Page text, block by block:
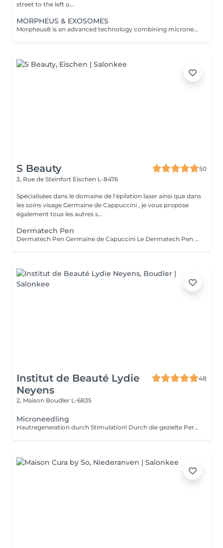
street to the left o...
MORPHEUS & EXOSOMES
Morpheus8 is an advanced technology combining microneedling and radiofrequency, enabling deep stimulation of collagen production and visibly improving skin quality. This treatment addresses multiple concerns: skin laxity, wrinkles, acne scars, enlarged pores, textural irregularities, and loss of firmnesson the face, eye area, and body. At Maison Abigaïl Bianconi, Morpheus is offered exclusively as part of an expert, personalized approach to ensure visible, consistent, and lasting results. Every treatment plan begins with a mandatory consultation, including an advanced skin analysis that combines professional expertise with technology-assisted diagnostics. This appointment allows for a thorough assessment of the skin, the areas to be treated, and the client's goals, in order to define a tailored protocol. Treatments are delivered as structured protocols (minimum 3 sessions) to ensure progressive stimulation and optimal results. For facial protocols, the treatment is systematically combined with exosomes to boost cellular regeneration and enhance result quality. For body treatments, this option may be offered as a complement based on individual needs. A structured, supervised, and fully customized approachfor visible and lasting skin improvement.
S Beauty
50
3, Rue de Steinfort Eischen L-8476
Spécialisées dans le domaine de l'épilation laser ainsi que dans
les soins visage Germaine de Cappuccini , je vous propose
également tous les autres s...
Dermatech Pen
Dermatech Pen Germaine de Capuccini Le Dermatech Pen est un soin hautement innovant qui stimule le renouvellement cellulaire et améliore visiblement la qualité de la peau. Il permet de : Lisser rides et ridules Atténuer les taches et imperfections Redonner éclat et fermeté au visage Révéler une peau plus uniforme et lumineuse Protocole conseillé : Cure de 4 séances (1 toutes les 2 semaines, ajustable à 3 selon la tolérance de la peau). Soins d'entretien recommandés toutes les 3 à 4 semaines pour prolonger les résultats. Chaque séance est personnalisée en fonction des besoins de votre peau pour un résultat optimal et durable.
Institut de Beauté Lydie
Neyens
48
2, Maison Boudler L-6835
Microneedling
Hautregeneration durch Stimulation! Durch die gezielte Perforation der Haut setzen die Zellen unmittelbar nach der Anwendung Wachstumsfaktoren frei, welche die Produktion von Kollagen und Elastin sowie die Ausschüttung von Hyaluronsäure stimulieren. Auch die Mikrozirkulation wird erheblich gesteigert, was zu einer erhöhten Aufnahmefähigkeit von aufgetragenen Wirkstoffen und somit zu einem deutlich verbesserten Hautergebnis führt. Die nicht-ablative Hautverjüngungs-Technik ermöglicht es, die Haut an Gesicht, Augen, Lippen, Hals, Dekolleté, Körper und Händen zu verbessern und zu festigen. Ebenso können Narben, Dehnungs- und Schwangerschaftsstreifen erfolgreich reduziert werden. Das Micro Needling mittels Needling Pen ist ein neues und sehr erfolgreiches Verfahren im Bereich der Anti-Aging- und Problemhaut-Behandlungen. WAS WIRD IN DER BEHANDLUNG ERREICHT? ~ Verminderung von Falten und Linien ~ Hautverjüngung ~ Regeneration atrophischer Haut ~ Minimierung von Narben verschiedener Art ~ Aufhellung von Pigmentstörungen ~ Porenverkleinerung und Verfeinerung des Hautbildes